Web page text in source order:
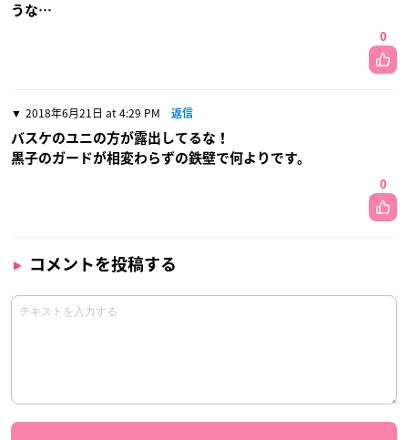
うな…
0
2018年6月21日 at 4:29 PM 返信
バスケのユニの方が露出してるな！
黒子のガードが相変わらずの鉄壁で何よりです。
0
コメントを投稿する